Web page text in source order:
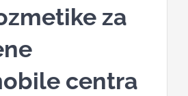
za
centra